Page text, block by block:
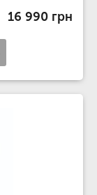
16 990 грн